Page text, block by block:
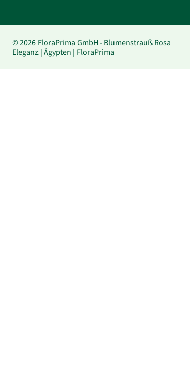
© 2026 FloraPrima GmbH - Blumenstrauß Rosa
Eleganz | Ägypten | FloraPrima